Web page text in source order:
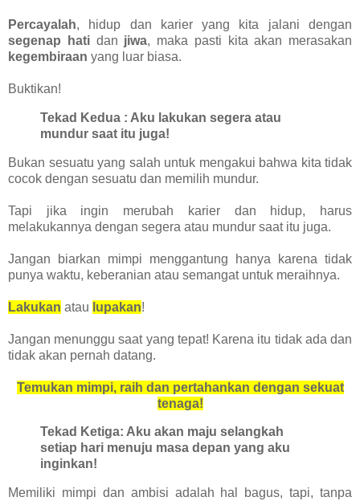
Percayalah, hidup dan karier yang kita jalani dengan
segenap hatidan jiwa, maka pasti kita akan merasakan
kegembiraan yang luar biasa.
Buktikan!
Tekad Kedua : Aku lakukan segera atau
mundur saat itu juga!
Bukan sesuatu yang salah untuk mengakui bahwa kita tidak
cocok dengan sesuatu dan memilih mundur.
Tapi jika ingin merubah karier dan hidup, harus
melakukannya dengan segera atau mundur saat itu juga.
Jangan biarkan mimpi menggantung hanya karena tidak
punya waktu, keberanian atau semangat untuk meraihnya.
Lakukan atau lupakan!
Jangan menunggu saat yang tepat! Karena itu tidak ada dan
tidak akan pernah datang.
Temukan mimpi, raih dan pertahankan dengan sekuat
tenaga!
Tekad Ketiga: Aku akan maju selangkah
setiap hari menuju masa depan yang aku
inginkan!
Memiliki mimpi dan ambisi adalah hal bagus, tapi, tanpa